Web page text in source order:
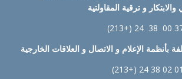
و ترقية المقاولتية
بأنظمة الإعلام و الاتصال و العلاقات الخارجية